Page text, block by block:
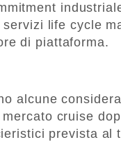
life cycle
di piattaforma.
alcune
cruise
prevista al